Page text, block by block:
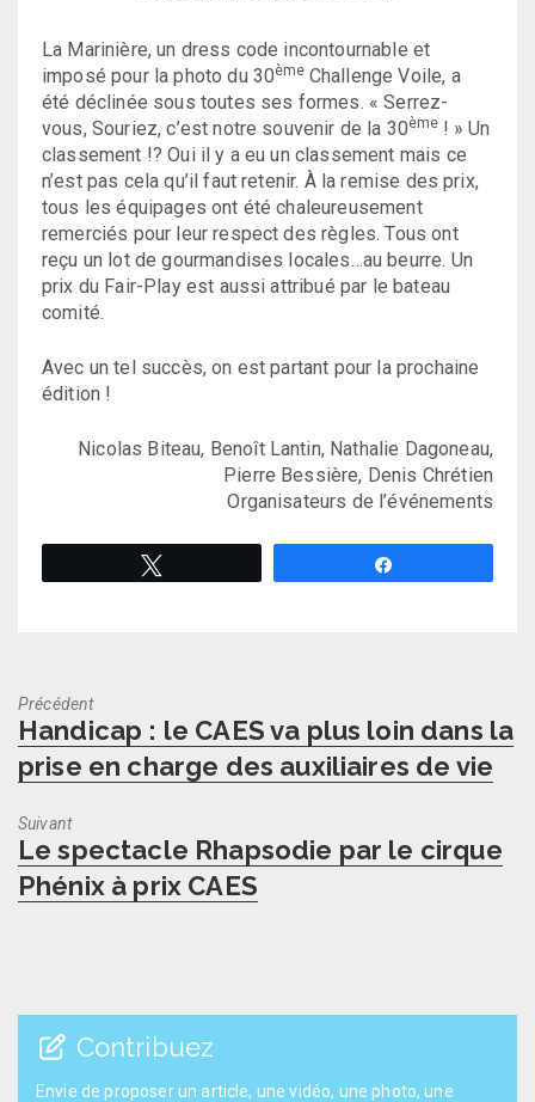
La Marinière, un dress code incontournable et
imposé pour la photo du 30ème Challenge Voile, a
été déclinée sous toutes ses formes. « Serrez-
vous, Souriez, c’est notre souvenir de la 30ème ! » Un
classement !? Oui il y a eu un classement mais ce
n’est pas cela qu’il faut retenir. À la remise des prix,
tous les équipages ont été chaleureusement
remerciés pour leur respect des règles. Tous ont
reçu un lot de gourmandises locales…au beurre. Un
prix du Fair-Play est aussi attribué par le bateau
comité.
Avec un tel succès, on est partant pour la prochaine
édition !
Nicolas Biteau, Benoît Lantin, Nathalie Dagoneau,
Pierre Bessière, Denis Chrétien
Organisateurs de l’événements
Précédent
Previous
post:
Handicap : le CAES va plus loin dans la
prise en charge des auxiliaires de vie
Suivant
Next
post:
Le spectacle Rhapsodie par le cirque
Phénix à prix CAES
Contribuez
Envie de proposer un article, une vidéo, une photo, une